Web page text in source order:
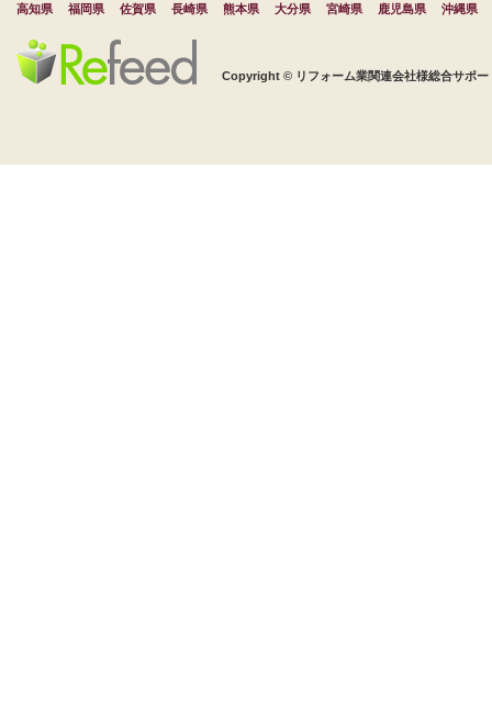
高知県 福岡県 佐賀県 長崎県 熊本県 大分県 宮崎県 鹿児島県 沖縄県
Copyright © リフォーム業関連会社様総合サポ